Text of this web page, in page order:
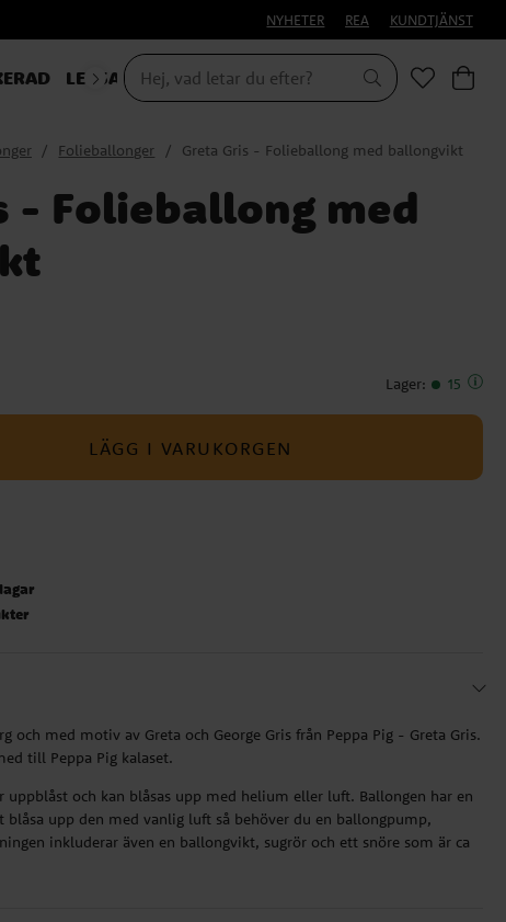
NYHETER REA KUNDTJÄNST
LEKSAKER & PRESENTER
Folieballonger Greta Gris - Folieballong med ballongvikt
- Folieballong med
Lager: 15
LÄGG I VARUKORGEN
och med motiv av Greta och George Gris från Peppa Pig - Greta Gris.
till Peppa Pig kalaset.
uppblåst och kan blåsas upp med helium eller luft. Ballongen har en
upp den med vanlig luft så behöver du en ballongpump,
inkluderar även en ballongvikt, sugrör och ett snöre som är ca